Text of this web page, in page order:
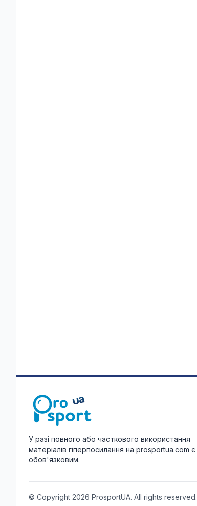
У разі повного або часткового використання
матеріалів гіперпосилання на prosportua.com є
обов'язковим.
© Copyright 2026 ProsportUA. All rights reserved.